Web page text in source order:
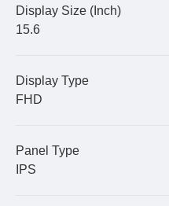
Display Size (Inch)
15.6
Display Type
FHD
Panel Type
IPS